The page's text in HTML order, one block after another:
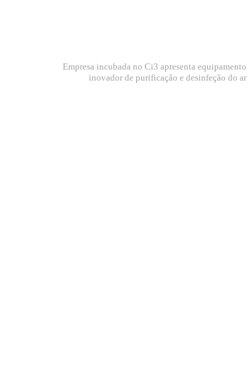
Empresa incubada no Ci3 apresenta equipamento
inovador de purificação e desinfeção do ar